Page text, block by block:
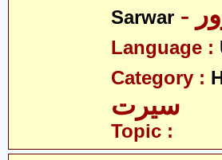
Sarwar
Language :
Category :
سیرت
Topic :